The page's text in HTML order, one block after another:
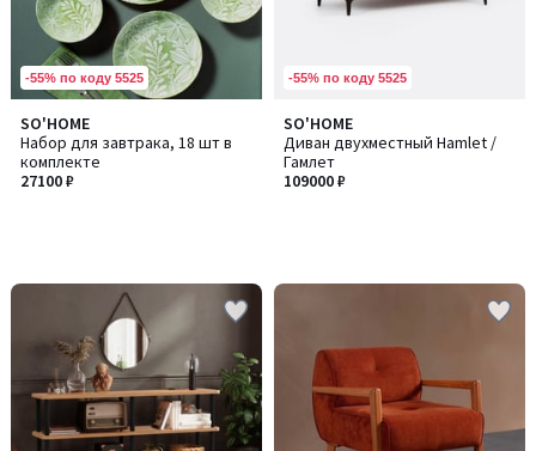
-55% по коду 5525
SO'HOME
Набор для завтрака, 18 шт в
комплекте
27100 ₽
-55% по коду 5525
SO'HOME
Диван двухместный Hamlet /
Гамлет
109000 ₽